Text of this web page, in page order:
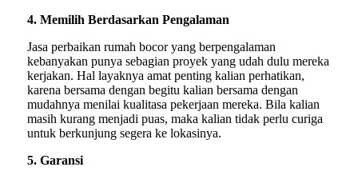
4. Memilih Berdasarkan Pengalaman
Jasa perbaikan rumah bocor yang berpengalaman
kebanyakan punya sebagian proyek yang udah dulu mereka
kerjakan. Hal layaknya amat penting kalian perhatikan,
karena bersama dengan begitu kalian bersama dengan
mudahnya menilai kualitasa pekerjaan mereka. Bila kalian
masih kurang menjadi puas, maka kalian tidak perlu curiga
untuk berkunjung segera ke lokasinya.
5. Garansi